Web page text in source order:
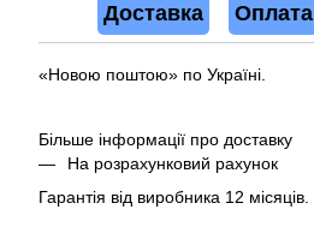
Доставка Оплата
«Новою поштою» по Україні.
Більше інформації про доставку
На розрахунковий рахунок
Гарантія від виробника 12 місяців.